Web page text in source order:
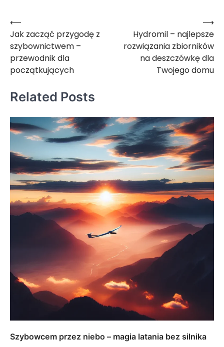
Nawigacja
wpisu
⟵
Jak zacząć przygodę z
szybownictwem –
przewodnik dla
początkujących
Hydromil – najlepsze
rozwiązania zbiorników
na deszczówkę dla
Twojego domu
⟶
Related Posts
Szybowcem przez niebo – magia latania bez silnika